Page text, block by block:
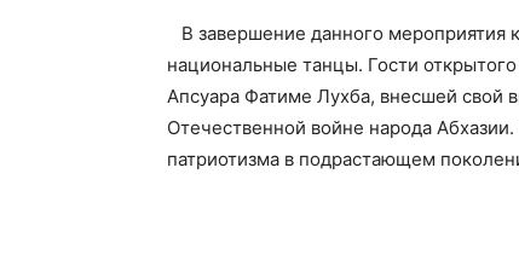
В завершение данного мероприятия
национальные танцы. Гости
Апсуара Фатиме Лухба, внесшей свой
Отечественной войне народа
патриотизма в подрастающем